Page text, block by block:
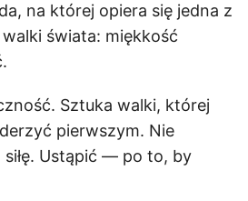
na której opiera się jedna z
świata: miękkość
Sztuka walki, której
pierwszym. Nie
siłę. Ustąpić — po to, by